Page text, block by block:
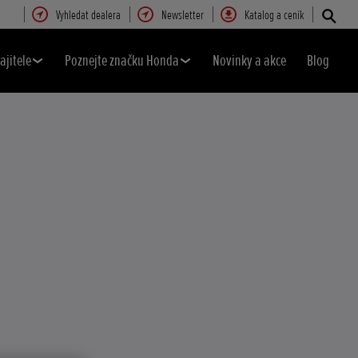
Vyhledat dealera Newsletter Katalog a ceník
Poznejte značku Honda Novinky a akce Blog